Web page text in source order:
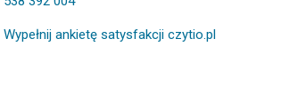
Wypełnij ankietę satysfakcji czytio.pl